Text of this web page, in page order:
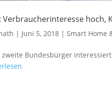
Verbraucherinteresse hoch,
| Juni 5, 2018 |Smart Home
Bundesbürger